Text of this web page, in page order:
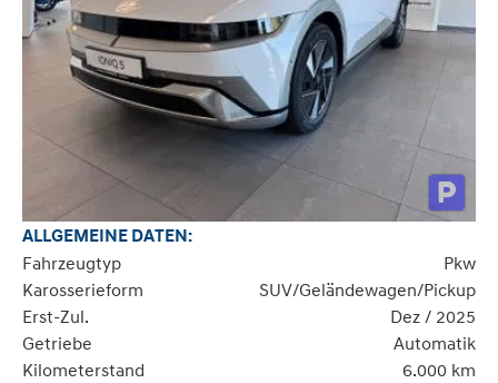
ALLGEMEINE DATEN:
Fahrzeugtyp
Pkw
Karosserieform
SUV/Geländewagen/Pickup
Erst-Zul.
Dez / 2025
Getriebe
Automatik
Kilometerstand
6.000 km